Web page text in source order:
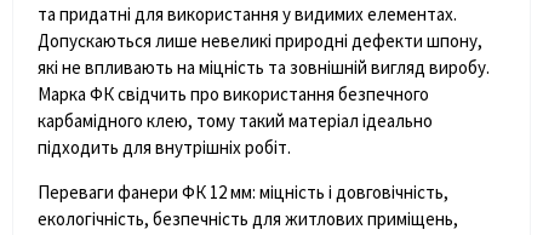
та придатні для використання у видимих елементах.
Допускаються лише невеликі природні дефекти шпону,
які не впливають на міцність та зовнішній вигляд виробу.
Марка ФК свідчить про використання безпечного
карбамідного клею, тому такий матеріал ідеально
підходить для внутрішніх робіт.
Переваги фанери ФК 12 мм: міцність і довговічність,
екологічність, безпечність для житлових приміщень,